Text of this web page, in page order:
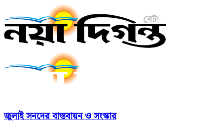
জুলাই সনদের বাস্তবায়ন ও সংস্কার